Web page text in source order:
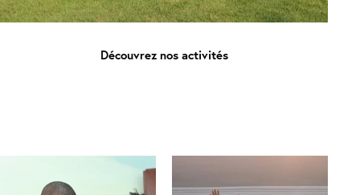
Découvrez nos activités